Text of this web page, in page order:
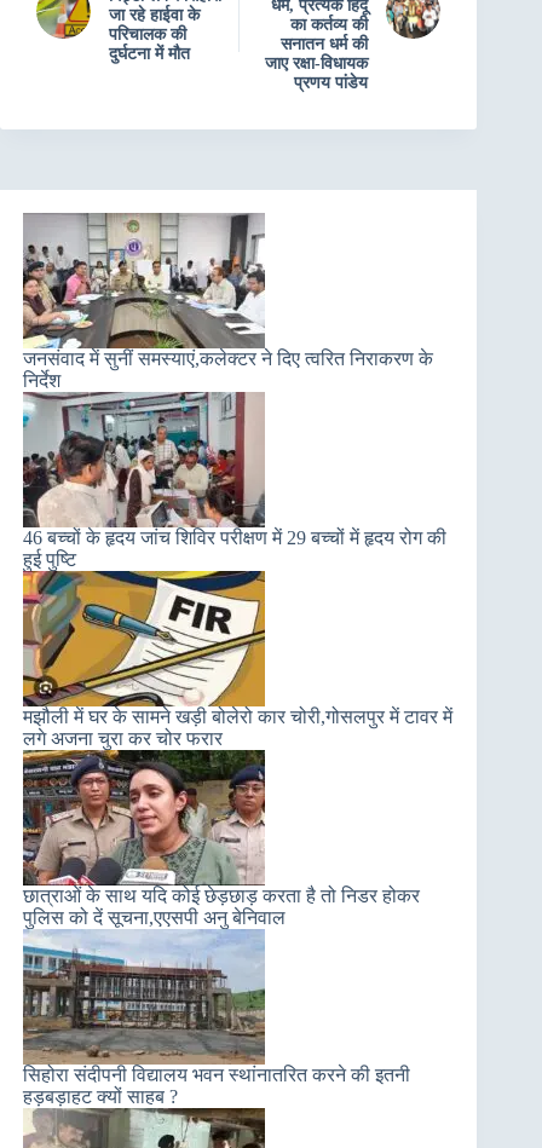
जा रहे हाईवा के
परिचालक की
दुर्घटना में मौत
धर्म, प्रत्येक हिंदू
का कर्तव्य की
सनातन धर्म की
जाए रक्षा-विधायक
प्रणय पांडेय
जनसंवाद में सुनीं समस्याएं,कलेक्टर ने दिए त्वरित निराकरण के
निर्देश
46 बच्चों के हृदय जांच शिविर परीक्षण में 29 बच्चों में हृदय रोग की
हुई पुष्टि
मझौली में घर के सामने खड़ी बोलेरो कार चोरी,गोसलपुर में टावर में
लगे अजना चुरा कर चोर फरार
छात्राओं के साथ यदि कोई छेड़छाड़ करता है तो निडर होकर
पुलिस को दें सूचना,एएसपी अनु बेनिवाल
सिहोरा संदीपनी विद्यालय भवन स्थांनातरित करने की इतनी
हड़बड़ाहट क्यों साहब ?